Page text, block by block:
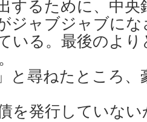
するために、中
ジャブジャブに
いる。最後のよ
と尋ねたところ、
を発行していな